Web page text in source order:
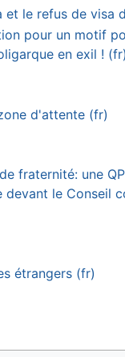
et le refus de visa
pour un motif
en exil ! (fr)
d'attente (fr)
fraternité: une
devant le Conseil
étrangers (fr)